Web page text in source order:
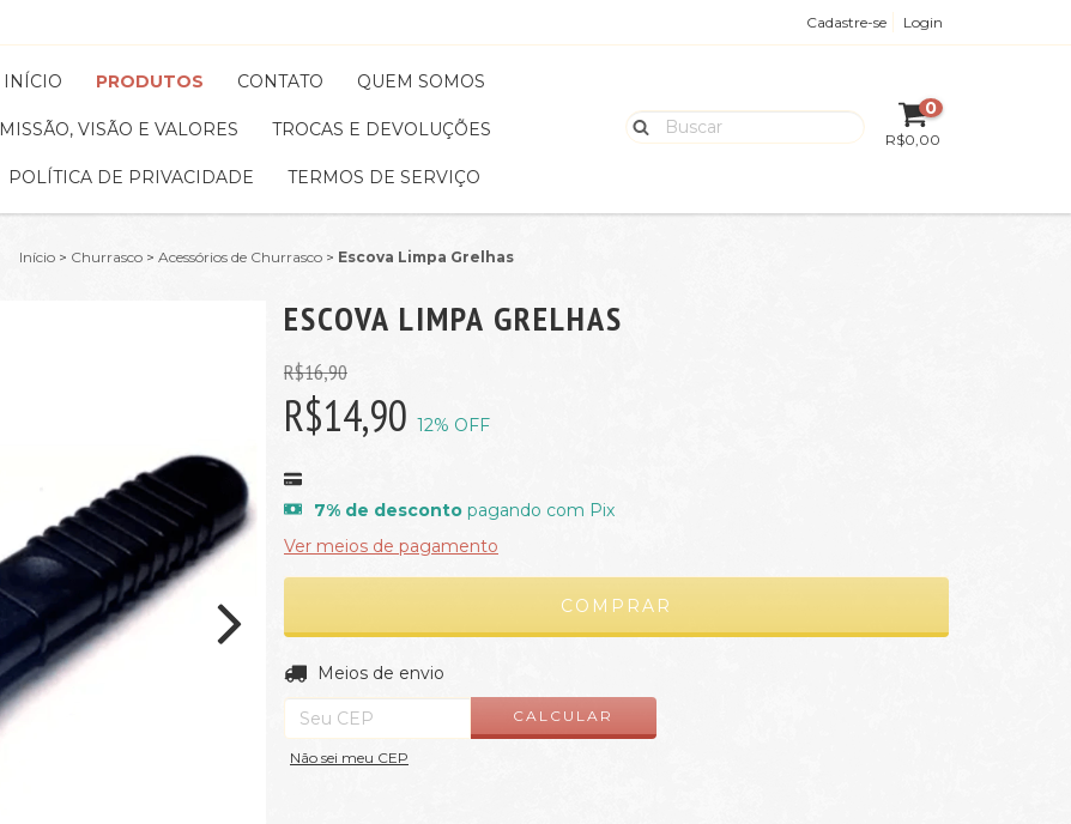
Cadastre-se Login
INÍCIO PRODUTOS CONTATO QUEM SOMOS
MISSÃO, VISÃO E VALORES TROCAS E DEVOLUÇÕES
POLÍTICA DE PRIVACIDADE TERMOS DE SERVIÇO
0
R$0,00
Início > Churrasco > Acessórios de Churrasco > Escova Limpa Grelhas
ESCOVA LIMPA GRELHAS
R$16,90
R$14,90 12% OFF
7% de desconto pagando com Pix
Ver meios de pagamento
Entregas para o CEP:
Meios de envio
CALCULAR
Não sei meu CEP